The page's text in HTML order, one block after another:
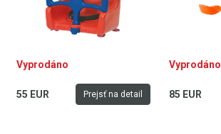
Vyprodáno
55 EUR Prejsť na detail
Vyprodáno
85 EUR